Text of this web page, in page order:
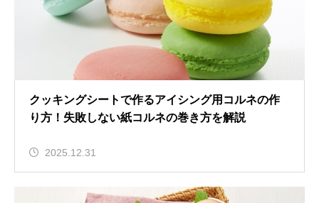
クッキングシートで作るアイシング用コルネの作
り方！失敗しない紙コルネの巻き方を解説
2025.12.31